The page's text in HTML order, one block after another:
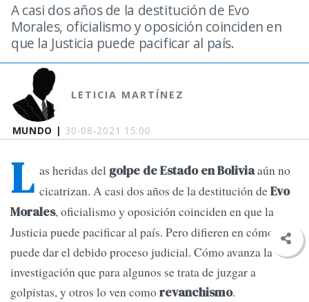
MUNDO | 30-08-2021 15:00
A casi dos años de la destitución de Evo
Morales, oficialismo y oposición coinciden en
que la Justicia puede pacificar al país.
LETICIA MARTÍNEZ
L as heridas del golpe de Estado en Boliviaaún no
cicatrizan. A casi dos años de la destitución deEvo
Morales, oficialismo y oposición coinciden en que la
Justicia puede pacificar al país. Pero difieren en cómo se
puede dar el debido proceso judicial. Cómo avanza la
investigación que para algunos se trata de juzgar a
golpistas, y otros lo ven comorevanchismo.